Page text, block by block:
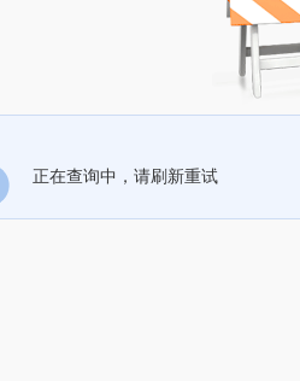
正在查询中，请刷新重试